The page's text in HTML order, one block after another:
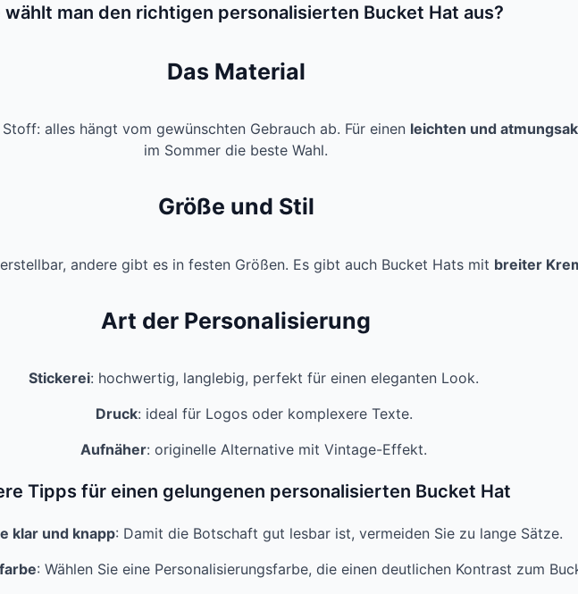
wählt man den richtigen personalisierten Bucket Hat aus?
Das Material
alles hängt vom gewünschten Gebrauch ab. Für einen leichten und
im Sommer die beste Wahl.
Größe und Stil
andere gibt es in festen Größen. Es gibt auch Bucket Hats mit breiter
Art der Personalisierung
Stickerei: hochwertig, langlebig, perfekt für einen eleganten Look.
Druck: ideal für Logos oder komplexere Texte.
Aufnäher: originelle Alternative mit Vintage-Effekt.
Tipps für einen gelungenen personalisierten Bucket Hat
klar und knapp: Damit die Botschaft gut lesbar ist, vermeiden Sie zu lange Sätze.
: Wählen Sie eine Personalisierungsfarbe, die einen deutlichen Kontrast zum